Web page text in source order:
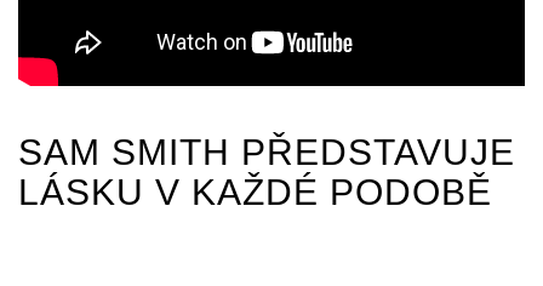
SAM SMITH PŘEDSTAVUJE
LÁSKU V KAŽDÉ PODOBĚ